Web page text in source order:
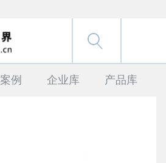
案例 企业库 产品库